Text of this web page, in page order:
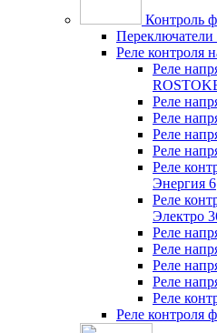
Контроль
Переключатели
Реле контроля
Реле
Реле
Реле
Реле
Реле
Реле
Энергия 6
Реле
Электро
Реле
Реле
Реле
Реле
Реле
Реле контроля